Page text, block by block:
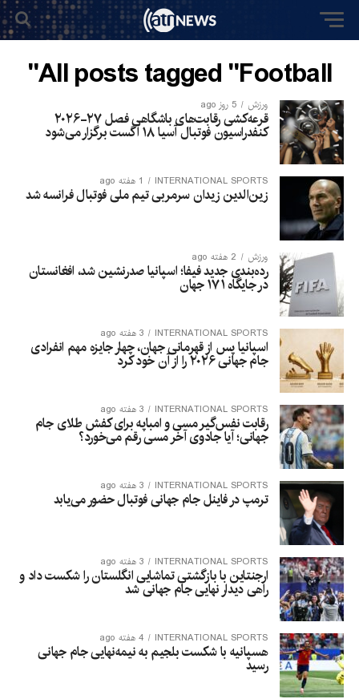
All posts tagged "Football"
ورزش 5 روز ago
قرعه‌کشی رقابت‌های باشگاهی فصل ۲۷-۲۰۲۶
کنفدراسیون فوتبال آسیا ۱۸ آگست برگزار می‌شود
INTERNATIONAL SPORTS 1 هفته ago
زین‌الدین زیدان سرمربی تیم ملی فوتبال فرانسه شد
ورزش 2 هفته ago
رده‌بندی جدید فیفا؛ اسپانیا صدرنشین شد، افغانستان
در جایگاه ۱۷۱ جهان
INTERNATIONAL SPORTS 3 هفته ago
اسپانیا پس از قهرمانی جهان، چهار جایزه مهم انفرادی
جام جهانی ۲۰۲۶ را از آن خود کرد
INTERNATIONAL SPORTS 3 هفته ago
رقابت نفس‌گیر مسی و امباپه برای کفش طلای جام
جهانی؛ آیا جادوی آخر مسی رقم می‌خورد؟
INTERNATIONAL SPORTS 3 هفته ago
ترمپ در فاینل جام جهانی فوتبال حضور می‌یابد
INTERNATIONAL SPORTS 3 هفته ago
ارجنتاین با بازگشتی تماشایی انگلستان را شکست داد و
راهی دیدار نهایی جام جهانی شد
INTERNATIONAL SPORTS 4 هفته ago
هسپانیه با شکست بلجیم به نیمه‌نهایی جام جهانی
رسید